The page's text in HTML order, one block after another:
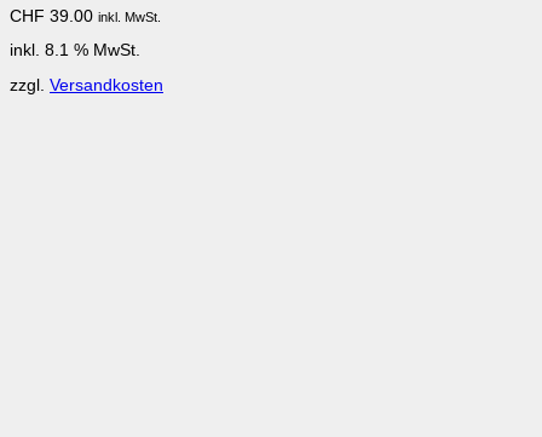
CHF 39.00 inkl. MwSt.
inkl. 8.1 % MwSt.
zzgl. Versandkosten